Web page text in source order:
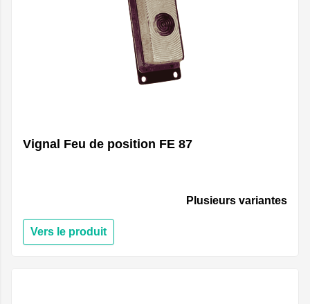
Vignal Feu de position FE 87
Plusieurs variantes
Vers le produit